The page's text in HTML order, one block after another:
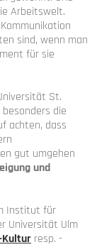
Arbeitswelt.
sind, wenn man
für sie
St.
die
achten, dass
gut umgehen
und
Institut für
Universität Ulm
resp. -